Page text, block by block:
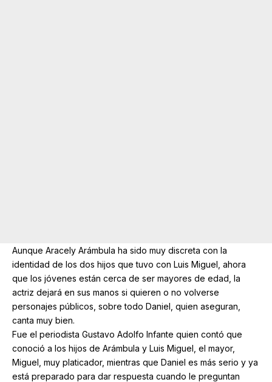
Aunque Aracely Arámbula ha sido muy discreta con la
identidad de los dos hijos que tuvo con Luis Miguel, ahora
que los jóvenes están cerca de ser mayores de edad, la
actriz dejará en sus manos si quieren o no volverse
personajes públicos, sobre todo Daniel, quien aseguran,
canta muy bien.
Fue el periodista Gustavo Adolfo Infante quien contó que
conoció a los hijos de Arámbula y Luis Miguel, el mayor,
Miguel, muy platicador, mientras que Daniel es más serio y ya
está preparado para dar respuesta cuando le preguntan